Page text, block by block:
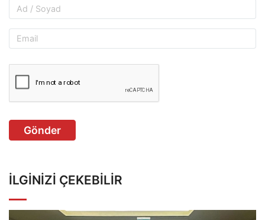
Gönder
İLGINIZI ÇEKEBILIR